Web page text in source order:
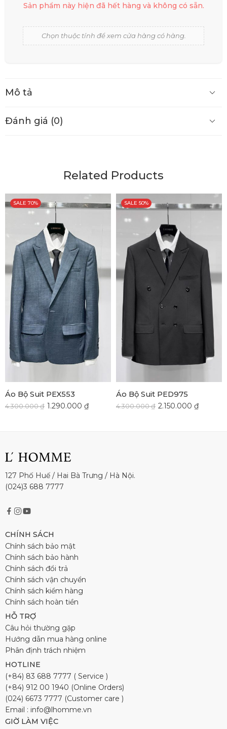
Sản phẩm này hiện đã hết hàng và không có sẵn.
Chọn thuộc tính để xem cửa hàng có hàng.
Mô tả
Đánh giá (0)
Related Products
SALE 70%
Áo Bộ Suit PEX553
4.300.000₫ 1.290.000 ₫
SALE 50%
Áo Bộ Suit PED975
4.300.000₫ 2.150.000 ₫
127 Phố Huế / Hai Bà Trưng / Hà Nội.
(024)3 688 7777
CHÍNH SÁCH
Chính sách bảo mật
Chính sách bảo hành
Chính sách đổi trả
Chính sách vận chuyển
Chính sách kiểm hàng
Chính sách hoàn tiền
HỖ TRỢ
Câu hỏi thường gặp
Hướng dẫn mua hàng online
Phân định trách nhiệm
HOTLINE
(+84) 83 688 7777 ( Service )
(+84) 912 00 1940 (Online Orders)
(024) 6673 7777 (Customer care )
Email : info@lhomme.vn
GIỜ LÀM VIỆC